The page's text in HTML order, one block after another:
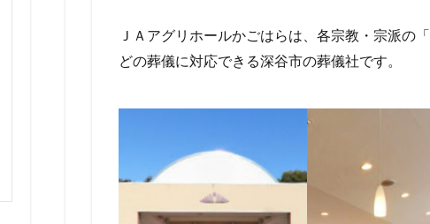
ＪＡアグリホールかごはらは、各宗教・宗派の
どの葬儀に対応できる深谷市の葬儀社です。